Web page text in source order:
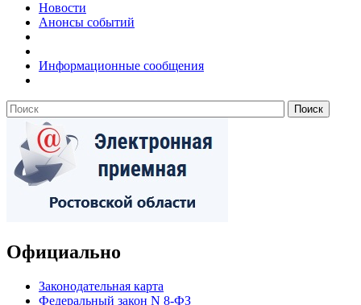
Новости
Анонсы событий
Информационные сообщения
Официально
Законодательная карта
Федеральный закон N 8-ФЗ